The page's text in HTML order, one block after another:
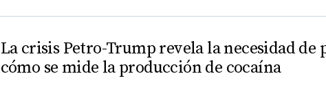
La crisis Petro-Trump revela la necesidad de
cómo se mide la producción de cocaína